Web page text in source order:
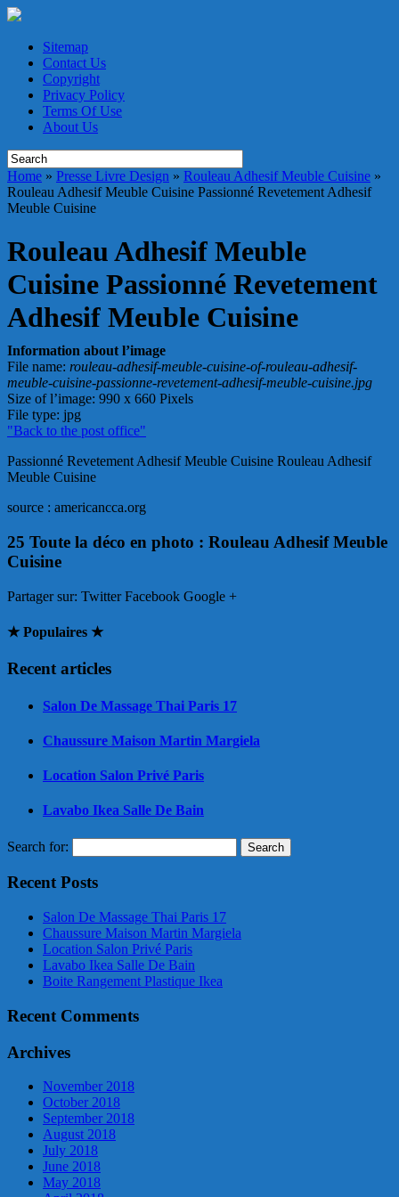
Sitemap
Contact Us
Copyright
Privacy Policy
Terms Of Use
About Us
Home » Presse Livre Design » Rouleau Adhesif Meuble Cuisine »
Rouleau Adhesif Meuble Cuisine Passionné Revetement Adhesif
Meuble Cuisine
Rouleau Adhesif Meuble
Cuisine Passionné Revetement
Adhesif Meuble Cuisine
Information about l’image
File name: rouleau-adhesif-meuble-cuisine-of-rouleau-adhesif-
meuble-cuisine-passionne-revetement-adhesif-meuble-cuisine.jpg
Size of l’image: 990 x 660 Pixels
File type: jpg
"Back to the post office"
Passionné Revetement Adhesif Meuble Cuisine Rouleau Adhesif
Meuble Cuisine
source : americancca.org
25 Toute la déco en photo : Rouleau Adhesif Meuble
Cuisine
Partager sur: Twitter Facebook Google +
★ Populaires ★
Recent articles
Salon De Massage Thai Paris 17
Chaussure Maison Martin Margiela
Location Salon Privé Paris
Lavabo Ikea Salle De Bain
Search for:
Recent Posts
Salon De Massage Thai Paris 17
Chaussure Maison Martin Margiela
Location Salon Privé Paris
Lavabo Ikea Salle De Bain
Boite Rangement Plastique Ikea
Recent Comments
Archives
November 2018
October 2018
September 2018
August 2018
July 2018
June 2018
May 2018